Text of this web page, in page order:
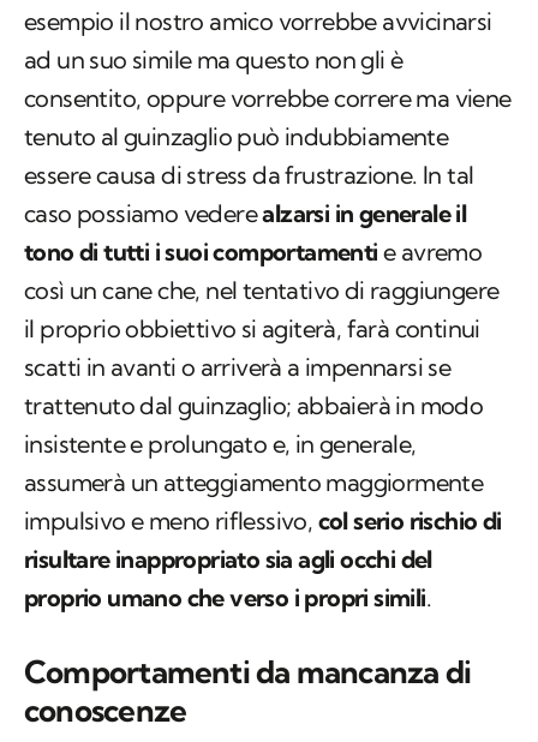
esempio il nostro amico vorrebbe avvicinarsi
ad un suo simile ma questo non gli è
consentito, oppure vorrebbe correre ma viene
tenuto al guinzaglio può indubbiamente
essere causa di stress da frustrazione. In tal
caso possiamo vederealzarsi in generale il
tono di tutti i suoi comportamenti e avremo
così un cane che, nel tentativo di raggiungere
il proprio obbiettivo si agiterà, farà continui
scatti in avanti o arriverà a impennarsi se
trattenuto dal guinzaglio; abbaierà in modo
insistente e prolungato e, in generale,
assumerà un atteggiamento maggiormente
impulsivo e meno riflessivo, col serio rischio di
risultare inappropriato sia agli occhi del
proprio umano che verso i propri simili.
Comportamenti da mancanza di
conoscenze